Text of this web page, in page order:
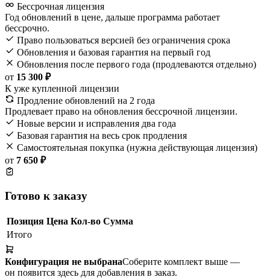
Бессрочная лицензия
Год обновлений в цене, дальше программа работает
бессрочно.
Право пользоваться версией без ограничения срока
Обновления и базовая гарантия на первый год
Обновления после первого года (продлеваются отдельно)
от 15 300 ₽
К уже купленной лицензии
Продление обновлений на 2 года
Продлевает право на обновления бессрочной лицензии.
Новые версии и исправления два года
Базовая гарантия на весь срок продления
Самостоятельная покупка (нужна действующая лицензия)
от 7 650 ₽
Готово к заказу
Позиция Цена Кол-во Сумма
Итого
Конфигурация не выбранаСоберите комплект выше —
он появится здесь для добавления в заказ.